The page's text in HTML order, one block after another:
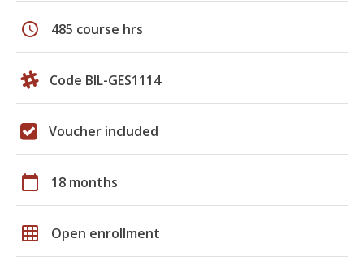
schedule 485 course hrs
Code BIL-GES1114
Voucher included
calendar_today 18 months
grid_on Open enrollment